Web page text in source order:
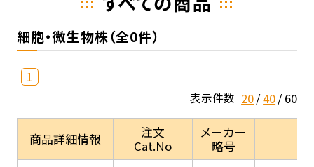
細胞・微生物株（全0件）
1
表示件数 20 40 60
商品詳細情報
注文
Cat.No
メーカー
略号